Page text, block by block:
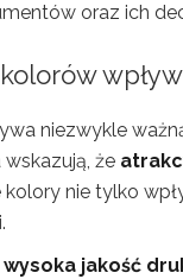
oraz ich
niezwykle
że
nie tylko
wysoka jakość